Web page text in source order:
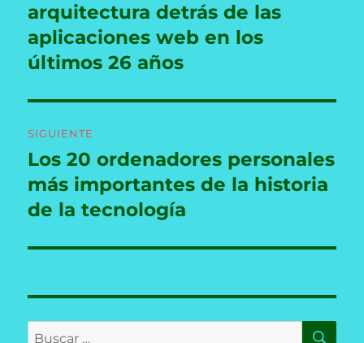
entradas
anterior:
arquitectura detrás de las
aplicaciones web en los
últimos 26 años
SIGUIENTE
Entrada
siguiente:
Los 20 ordenadores personales
más importantes de la historia
de la tecnología
Buscar